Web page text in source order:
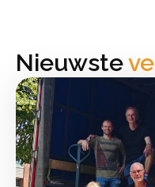
Nieuwste